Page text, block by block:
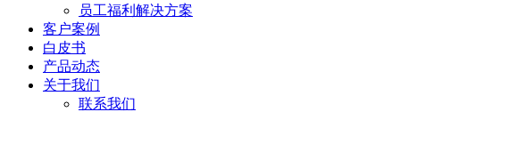
员工福利解决方案
客户案例
白皮书
产品动态
关于我们
联系我们